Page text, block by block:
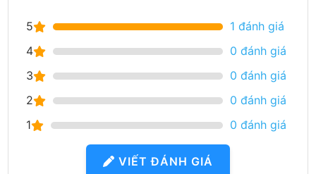
5
1 đánh giá
4
0 đánh giá
3
0 đánh giá
2
0 đánh giá
1
0 đánh giá
VIẾT ĐÁNH GIÁ